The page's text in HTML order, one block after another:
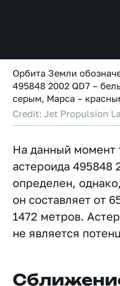
Орбита Земли
495848 2002 QD7 –
серым, Марса –
Credit: Jet Propulsion
На данный момент
астероида 495848
определен,
он составляет от
1472 метров.
не является